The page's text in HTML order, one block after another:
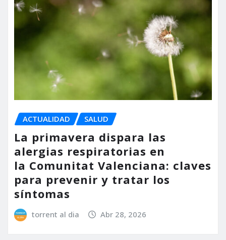
ACTUALIDAD SALUD
La primavera dispara las
alergias respiratorias en
la Comunitat Valenciana: claves
para prevenir y tratar los
síntomas
torrent al dia Abr 28, 2026